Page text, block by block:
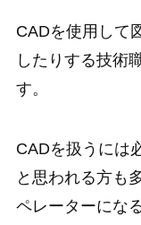
CADを使用して
したりする技術
す。
CADを扱うには
と思われる方も
ペレーターにな